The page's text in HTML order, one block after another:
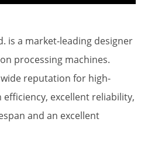
is a market-leading designer
processing machines.
reputation for high-
excellent reliability,
and an excellent